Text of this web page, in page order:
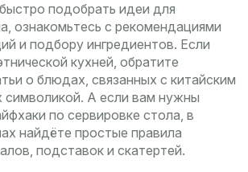
подобрать идеи для
ознакомьтесь с рекомендациями
и подбору ингредиентов. Если
кухней, обратите
о блюдах, связанных с китайским
символикой. А если вам нужны
по сервировке стола, в
найдёте простые правила
подставок и скатертей.